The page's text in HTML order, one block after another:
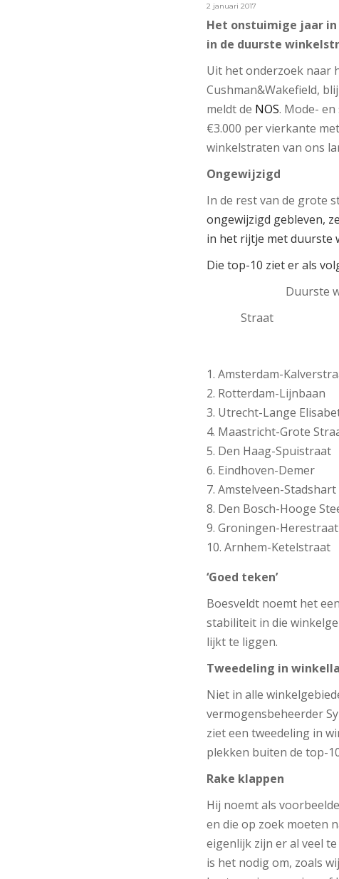
2 januari 2017
Het onstuimige jaar
in de duurste
Uit het onderzoek naar
Cushman&Wakefield,
meldt de NOS. Mode-
€3.000 per vierkante
winkelstraten van ons
Ongewijzigd
In de rest van de grote
ongewijzigd gebleven,
in het rijtje met duurste
Die top-10 ziet er als
Duurste
Straat
Amsterdam-
Rotterdam-
Utrecht-Lange
Maastricht-
Den Haag-
Eindhoven-
Amstelveen-
Den Bosch-Hooge
Groningen-
Arnhem-
‘Goed teken’
Boesveldt noemt het
stabiliteit in die
lijkt te liggen.
Tweedeling in
Niet in alle
vermogensbeheerder
ziet een tweedeling in
plekken buiten de top-
Rake klappen
Hij noemt als
en die op zoek moeten
eigenlijk zijn er al veel
is het nodig om, zoals